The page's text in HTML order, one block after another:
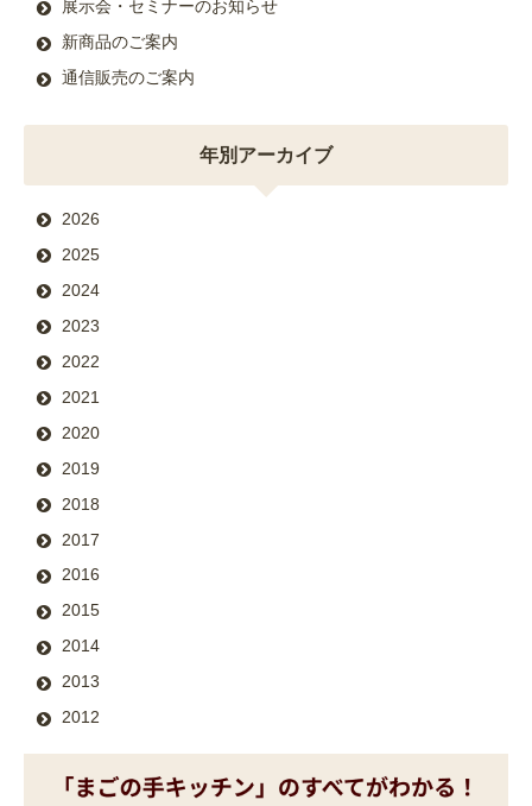
展示会・セミナーのお知らせ
新商品のご案内
通信販売のご案内
年別アーカイブ
2026
2025
2024
2023
2022
2021
2020
2019
2018
2017
2016
2015
2014
2013
2012